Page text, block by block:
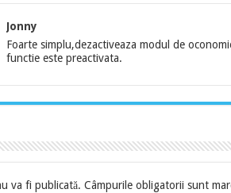
Jonny
Foarte simplu,dezactiveaza modul de
functie este preactivata.
va fi publicată. Câmpurile obligatorii sunt